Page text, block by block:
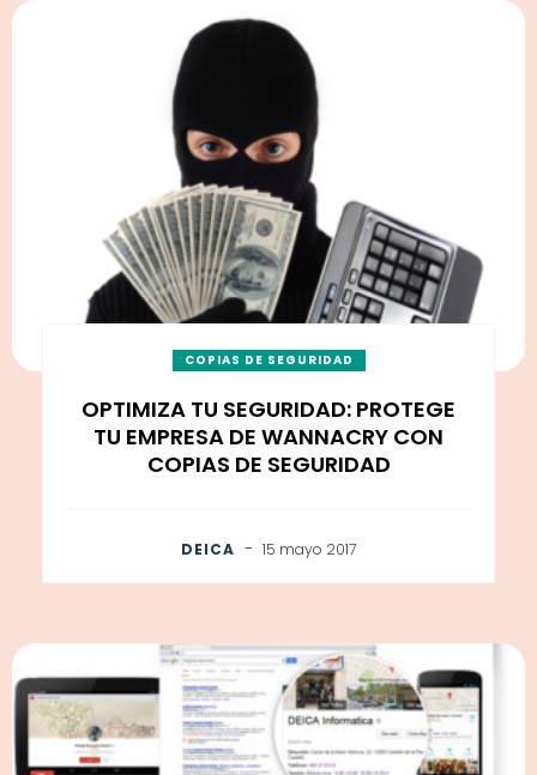
COPIAS DE SEGURIDAD
OPTIMIZA TU SEGURIDAD: PROTEGE
TU EMPRESA DE WANNACRY CON
COPIAS DE SEGURIDAD
DEICA - 15 mayo 2017